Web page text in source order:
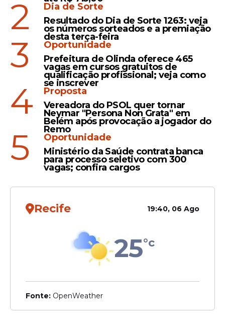
competições para os jovens, como a Copa
São Paulo deFutebolJúnior, Copa do
Brasil e o Brasileirão de Aspirantes.
Leia Também
Crítica
Vagner Love considera a
torcida do Sport como a
pior da sua carreira: "no
aquecimento já tinha vaia"
Após derrota para o Central,
Maguary demite técnico
Sued Lima
2
Dia de Sorte
Resultado do Dia de Sorte 1263: veja
os números sorteados e a premiação
desta terça-feira
3
Oportunidade
Prefeitura de Olinda oferece 465
vagas em cursos gratuitos de
qualificação profissional; veja como
se inscrever
4
Proposta
Vereadora do PSOL quer tornar
Neymar "Persona Non Grata" em
Belém após provocação a jogador do
Remo
5
Oportunidade
Ministério da Saúde contrata banca
para processo seletivo com 300
vagas; confira cargos
Recife 19:40, 06 Ago
25°c
Fonte: OpenWeather